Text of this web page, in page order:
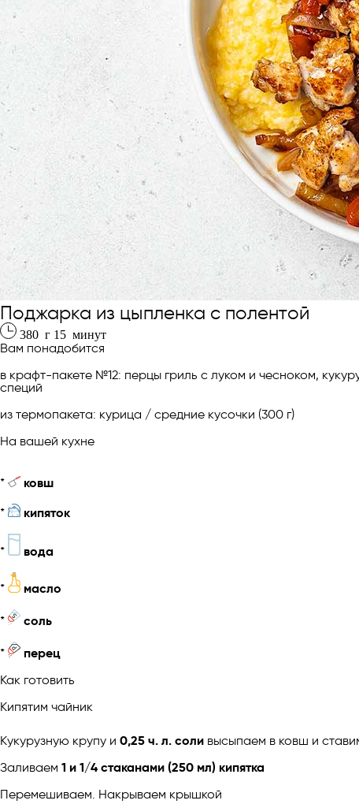
Поджарка из цыпленка с полентой
380 г 15 минут
Вам понадобится
в крафт-пакете №12: перцы гриль с луком и чесноком,
специй
из термопакета: курица / средние кусочки (300 г)
На вашей кухне
* ковш
* кипяток
* вода
* масло
* соль
*
перец
Как готовить
Кипятим чайник
Кукурузную крупу и 0,25 ч. л. соли высыпаем в ковш и
Заливаем 1 и 1/4 стаканами (250 мл) кипятка
Перемешиваем. Накрываем крышкой